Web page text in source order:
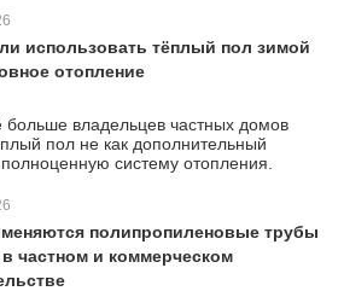
использовать тёплый пол зимой
отопление
больше владельцев частных домов
пол не как дополнительный
систему отопления.
полипропиленовые трубы
частном и коммерческом